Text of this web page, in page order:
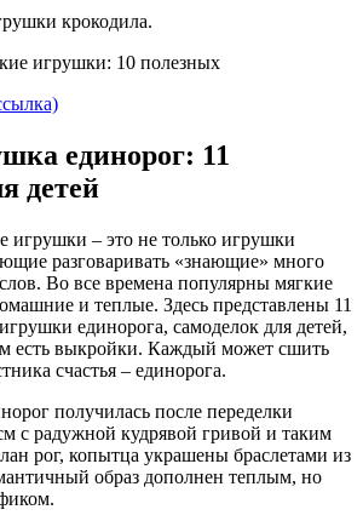
крокодила.
единорог: 11
детей
игрушки – это не только игрушки
разговаривать «знающие» много
Во все времена популярны мягкие
и теплые. Здесь представлены 11
единорога, самоделок для детей,
есть выкройки. Каждый может сшить
счастья – единорога.
получилась после переделки
с радужной кудрявой гривой и таким
рог, копытца украшены браслетами из
образ дополнен теплым, но